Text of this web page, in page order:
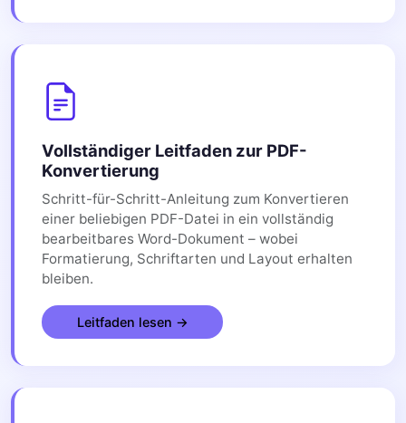
Vollständiger Leitfaden zur PDF-
Konvertierung
Schritt-für-Schritt-Anleitung zum Konvertieren
einer beliebigen PDF-Datei in ein vollständig
bearbeitbares Word-Dokument – ​​wobei
Formatierung, Schriftarten und Layout erhalten
bleiben.
Leitfaden lesen →